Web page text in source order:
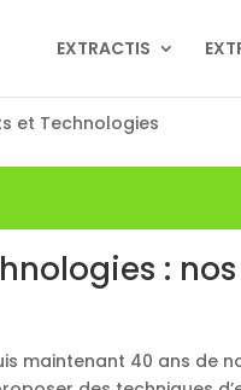
EXTRACTIS
et Technologies
:
maintenant 40 ans de